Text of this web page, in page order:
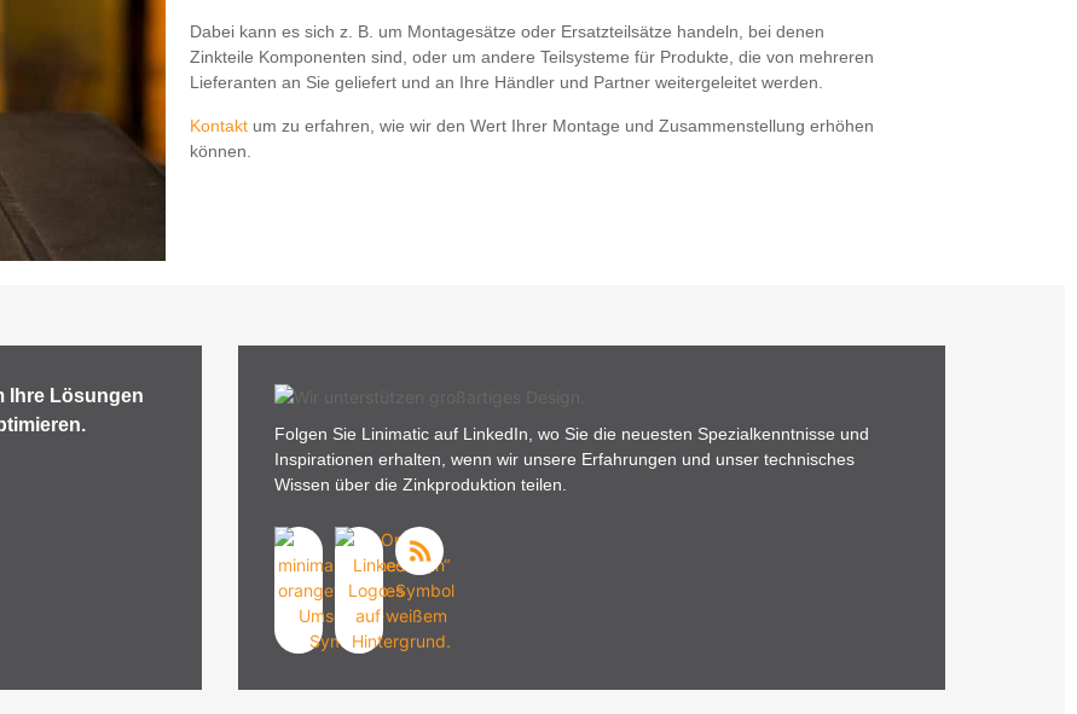
Dabei kann es sich z. B. um Montagesätze oder Ersatzteilsätze handeln, bei denen
Zinkteile Komponenten sind, oder um andere Teilsysteme für Produkte, die von mehreren
Lieferanten an Sie geliefert und an Ihre Händler und Partner weitergeleitet werden.
Kontakt um zu erfahren, wie wir den Wert Ihrer Montage und Zusammenstellung erhöhen
können.
Ihre Lösungen
Folgen Sie Linimatic auf LinkedIn, wo Sie die neuesten Spezialkenntnisse und
Inspirationen erhalten, wenn wir unsere Erfahrungen und unser technisches
Wissen über die Zinkproduktion teilen.